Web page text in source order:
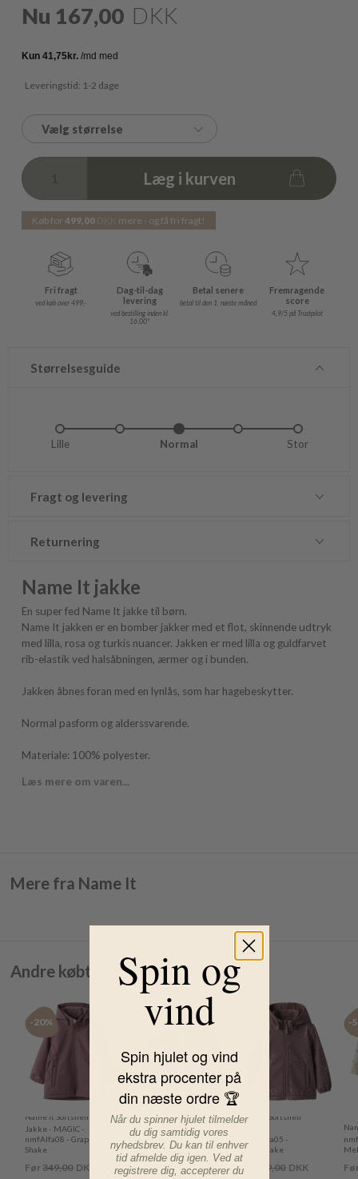
Nu 167,00 DKK
Leveringstid: 1-2 dage
Vælg størrelse
Læg i kurven
Køb for499,00 DKK mere - og få fri fragt!
Fri fragt
ved køb over 499,-
Dag-til-dag
levering
ved bestilling inden kl.
16.00*
Betal senere
betal til den 1. næste måned
Fremragende
score
4,9/5 på Trustpilot
Størrelsesguide
Lille Normal Stor
Fragt og levering
Returnering
Name It jakke
En super fed Name It jakke til børn.
Name It jakken er en bomber jakker med et flot, skinnende udtryk
med lilla, rosa og turkis nuancer. Jakken er med lilla og guldfarvet
rib-elastik ved halsåbningen, ærmer og i bunden.
Jakken åbnes foran med en lynlås, som har hagebeskytter.
Normal pasform og alderssvarende.
Materiale: 100% polyester.
Læs mere om varen...
Mere fra Name It
Andre købte også
-20%
Name It Softshell
Jakke - MAGIC -
nmfAlfa08 - Grape
Shake
Før 349,00DKK
-40%
Name It Fleece
Jakke - nmfMeeko
- Peyote Leo
Før199,00DKK
Name It Softshell
nmfMalta05 -
Grape Shake
Før 279,00 DKK
-
Spin og
vind
Spin hjulet og vind
ekstra procenter på
din næste ordre 🏆
Når du spinner hjulet tilmelder
du dig samtidig vores
nyhedsbrev. Du kan til enhver
tid afmelde dig igen. Ved at
registrere dig, accepterer du